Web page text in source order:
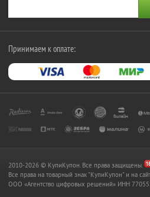
Принимаем к оплате:
2010-2026 © КупиКупон. Все права защищены.
Все права на товарный знак "КупиКупон" и на
OOO «Агентство цифровых решений» ИНН